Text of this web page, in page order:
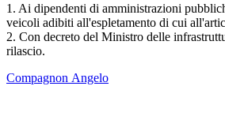
1. Ai dipendenti di amministrazioni
veicoli adibiti all'espletamento di cui
2. Con decreto del Ministro delle
rilascio.
Compagnon Angelo